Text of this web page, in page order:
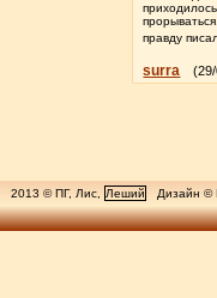
правду
surra
2013 © ПГ, Лис, Леший Дизайн ©